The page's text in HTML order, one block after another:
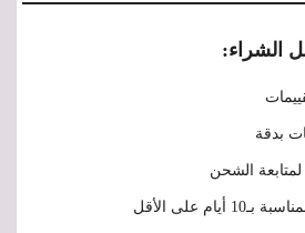
الشراء:
بدقة
الشحن
على الأقل